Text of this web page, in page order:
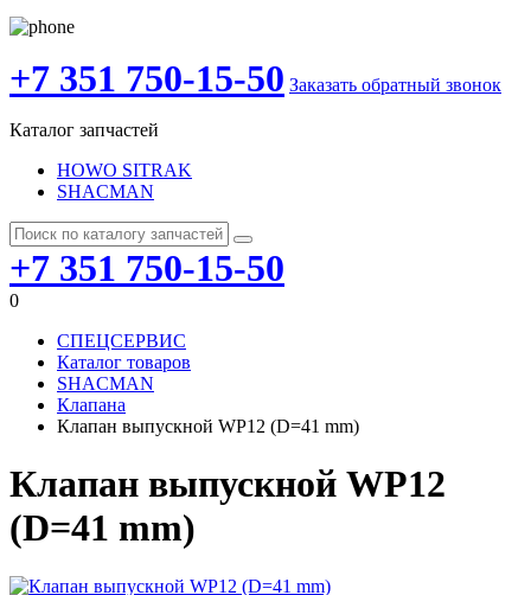
+7 351 750-15-50 Заказать обратный звонок
Каталог запчастей
HOWO SITRAK
SHACMAN
+7 351 750-15-50
0
СПЕЦСЕРВИС
Каталог товаров
SHACMAN
Клапана
Клапан выпускной WP12 (D=41 mm)
Клапан выпускной WP12
(D=41 mm)